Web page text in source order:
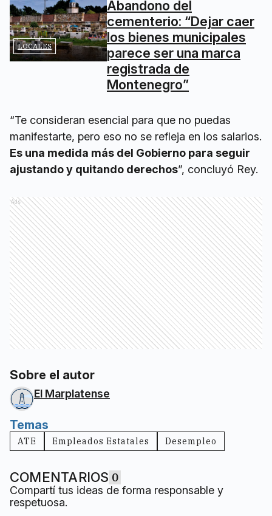
LOCALES
Abandono del
cementerio: “Dejar caer
los bienes municipales
parece ser una marca
registrada de
Montenegro”
“Te consideran esencial para que no puedas
manifestarte, pero eso no se refleja en los salarios.
Es una medida más del Gobierno para seguir
ajustando y quitando derechos”, concluyó Rey.
Ads
Sobre el autor
El Marplatense
Temas
ATE Empleados Estatales Desempleo
COMENTARIOS 0
Compartí tus ideas de forma responsable y
respetuosa.